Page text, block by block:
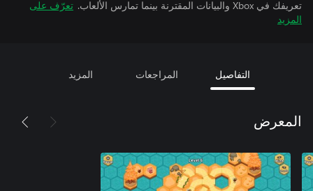
تعريفك في Xbox والبيانات المقترنة بينما تمارس الألعاب.
تعرّف على
المزيد
التفاصيل المراجعات المزيد
المعرض